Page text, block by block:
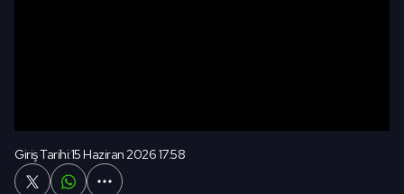
Giriş Tarihi:15 Haziran 2026 17:58